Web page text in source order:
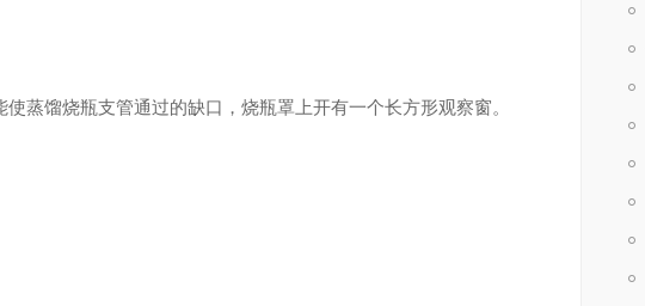
蒸馏烧瓶支管通过的缺口，烧瓶罩上开有一个长方形观察窗。